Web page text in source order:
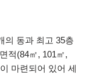
의 동과 최고 35층
적(84㎡, 101㎡,
마련되어 있어 세